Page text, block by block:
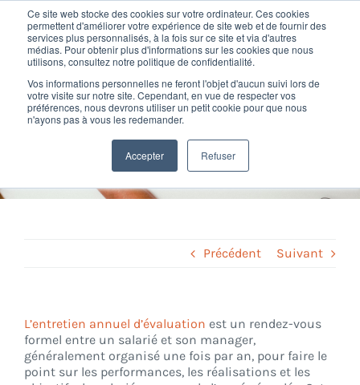
Ce site web stocke des cookies sur votre ordinateur. Ces cookies
permettent d'améliorer votre expérience de site web et de fournir des
services plus personnalisés, à la fois sur ce site et via d'autres
médias. Pour obtenir plus d'informations sur les cookies que nous
utilisons, consultez notre politique de confidentialité.
Vos informations personnelles ne feront l'objet d'aucun suivi lors de
votre visite sur notre site. Cependant, en vue de respecter vos
préférences, nous devrons utiliser un petit cookie pour que nous
n'ayons pas à vous les redemander.
Accepter Refuser
Passer
contenu
Nos offres
Formation
Nos clients
Fortify
Support
Définition de l'Entretien
Annuel d'Evaluation
Précédent Suivant
L’entretien annuel d’évaluation est un rendez-vous
formel entre un salarié et son manager,
généralement organisé une fois par an, pour faire le
point sur les performances, les réalisations et les